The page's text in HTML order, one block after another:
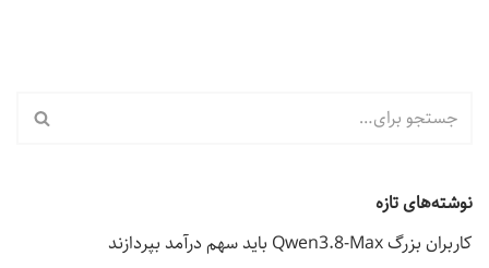
نوشته‌های تازه
کاربران بزرگ Qwen3.8-Max باید سهم درآمد بپردازند